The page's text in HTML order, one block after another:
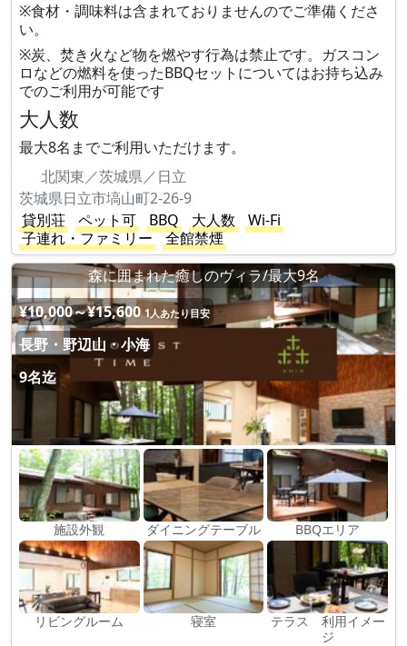
※食材・調味料は含まれておりませんのでご準備くださ
い。
※炭、焚き火など物を燃やす行為は禁止です。ガスコン
ロなどの燃料を使ったBBQセットについてはお持ち込み
でのご利用が可能です
大人数
最大8名までご利用いただけます。
北関東／茨城県／日立
茨城県日立市塙山町2-26-9
貸別荘
ペット可 BBQ 大人数
Wi-Fi
子連れ・ファミリー
全館禁煙
森に囲まれた癒しのヴィラ/最大9名
¥10,000～¥15,600 1人あたり目安
長野・野辺山・小海
9名迄
施設外観 ダイニングテーブル BBQエリア
リビングルーム 寝室
テラス 利用イメー
ジ